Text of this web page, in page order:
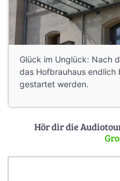
Glück im Unglück: Nach
das Hofbrauhaus endlich
gestartet werden.
Hör dir die